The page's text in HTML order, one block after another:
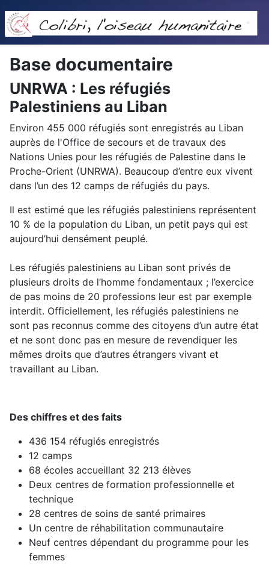
Base documentaire
UNRWA : Les réfugiés
Palestiniens au Liban
Environ 455 000 réfugiés sont enregistrés au Liban
auprès de l'Office de secours et de travaux des
Nations Unies pour les réfugiés de Palestine dans le
Proche-Orient (UNRWA). Beaucoup d’entre eux vivent
dans l’un des 12 camps de réfugiés du pays.
Il est estimé que les réfugiés palestiniens représentent
10 % de la population du Liban, un petit pays qui est
aujourd’hui densément peuplé.
Les réfugiés palestiniens au Liban sont privés de
plusieurs droits de l’homme fondamentaux ; l’exercice
de pas moins de 20 professions leur est par exemple
interdit. Officiellement, les réfugiés palestiniens ne
sont pas reconnus comme des citoyens d’un autre état
et ne sont donc pas en mesure de revendiquer les
mêmes droits que d’autres étrangers vivant et
travaillant au Liban.
Des chiffres et des faits
436 154 réfugiés enregistrés
12 camps
68 écoles accueillant 32 213 élèves
Deux centres de formation professionnelle et
technique
28 centres de soins de santé primaires
Un centre de réhabilitation communautaire
Neuf centres dépendant du programme pour les
femmes